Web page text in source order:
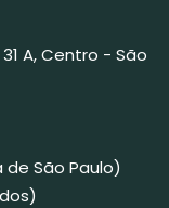
A, Centro - São
São Paulo)